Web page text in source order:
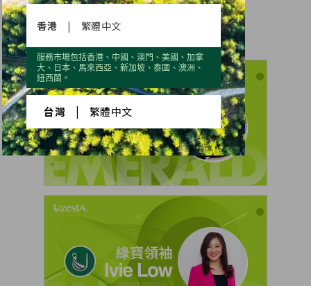
Q2 Q3 Q4
香港 | 繁體中文
服務市場包括香港、中國、澳門、美國、加拿
大、日本、馬來西亞、新加坡、泰國、澳洲、
紐西蘭。
台灣 | 繁體中文